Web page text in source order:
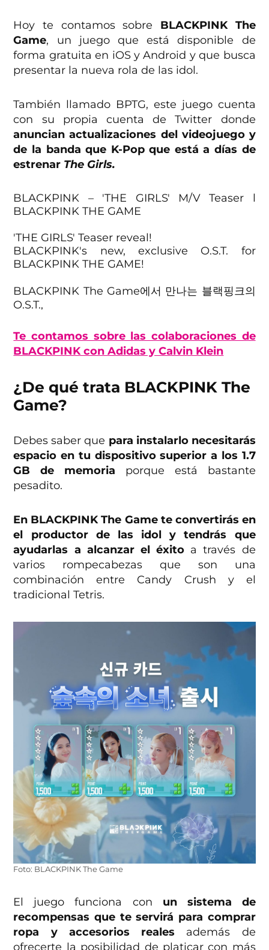
Hoy te contamos sobre BLACKPINK The
Game, un juego que está disponible de
forma gratuita en iOS y Android y que busca
presentar la nueva rola de las idol.
También llamado BPTG, este juego cuenta
con su propia cuenta de Twitter donde
anuncian actualizaciones del videojuego y
de la banda que K-Pop que está a días de
estrenar The Girls.
BLACKPINK – 'THE GIRLS' M/V Teaser l
BLACKPINK THE GAME
'THE GIRLS' Teaser reveal!
BLACKPINK's new, exclusive O.S.T. for
BLACKPINK THE GAME!
BLACKPINK The Game에서 만나는 블랙핑크의
O.S.T.,
📽️ https://t.co/cLgpf7Lx31
Google…pic.twitter.com/uyBr2BwIIl
— BLACKPINK THE GAME
Te contamos sobre las colaboraciones de
BLACKPINK con Adidas y Calvin Klein
¿De qué trata BLACKPINK The
Game?
Debes saber que para instalarlo necesitarás
espacio en tu dispositivo superior a los 1.7
GB de memoria porque está bastante
pesadito.
En BLACKPINK The Game te convertirás en
el productor de las idol y tendrás que
ayudarlas a alcanzar el éxito a través de
varios rompecabezas que son una
combinación entre Candy Crush y el
tradicional Tetris.
Foto: BLACKPINK The Game
El juego funciona con un sistema de
recompensas que te servirá para comprar
ropa y accesorios reales además de
ofrecerte la posibilidad de platicar con más